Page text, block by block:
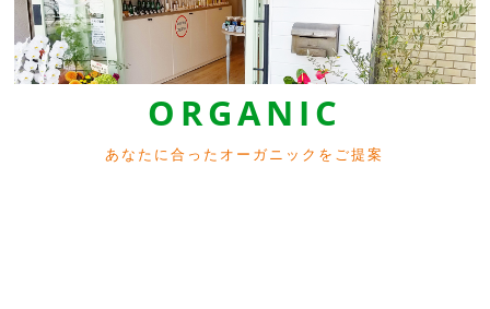
ORGANIC
あなたに合ったオーガニックをご提案